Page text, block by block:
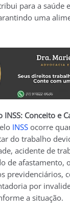
para a saúde
uma
Conceito e
INSS ocorre
do trabalho
acidente de
de afastamento,
previdenciários,
por
a situação.